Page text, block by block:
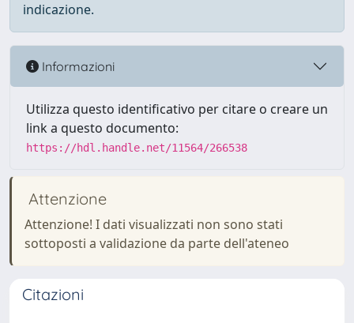
indicazione.
Informazioni
Utilizza questo identificativo per citare o creare un
link a questo documento:
https://hdl.handle.net/11564/266538
Attenzione
Attenzione! I dati visualizzati non sono stati
sottoposti a validazione da parte dell'ateneo
Citazioni